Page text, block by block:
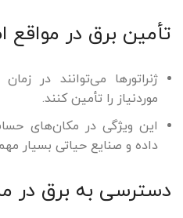
تأمین برق در مواقع
ژنراتورها می‌توانند در
موردنیاز را تأمین کنند.
این ویژگی در مکان‌های
داده و صنایع حیاتی بسیار
دسترسی به برق در